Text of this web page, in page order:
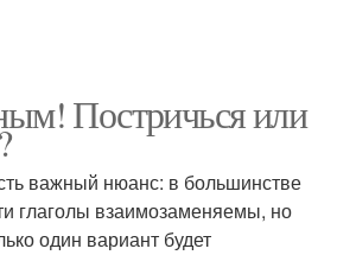
Постричься или
важный нюанс: в большинстве
глаголы взаимозаменяемы, но
один вариант будет